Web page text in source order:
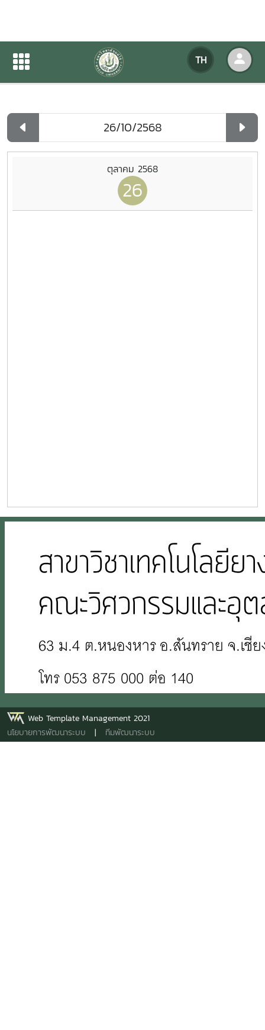
TH
ปฏิทินกิจกรรมของหน่วยงาน
ปฏิทินกิจกรรมของหน่วยงาน
ตุลาคม 2568
26
Web Template Management 2021
นโยบายการพัฒนาระบบ | ทีมพัฒนาระบบ